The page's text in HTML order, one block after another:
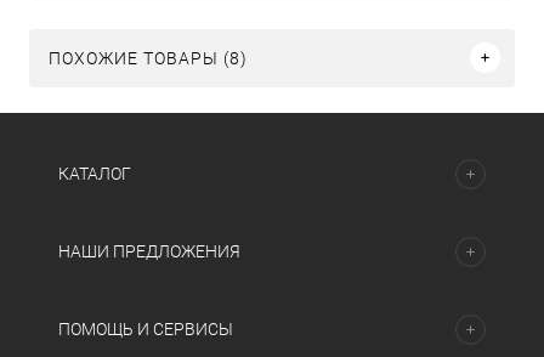
ПОХОЖИЕ ТОВАРЫ (8)
КАТАЛОГ
НАШИ ПРЕДЛОЖЕНИЯ
ПОМОЩЬ И СЕРВИСЫ